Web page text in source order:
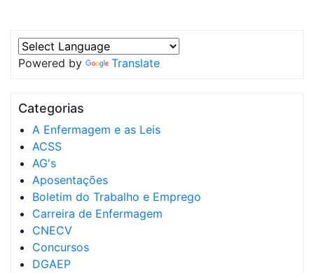
Powered by Translate
Categorias
A Enfermagem e as Leis
ACSS
AG's
Aposentações
Boletim do Trabalho e Emprego
Carreira de Enfermagem
CNECV
Concursos
DGAEP